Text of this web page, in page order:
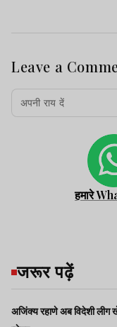
Leave a
हमारे
जरूर पढ़ें
अजिंक्य रहाणे अब विदेशी लीग